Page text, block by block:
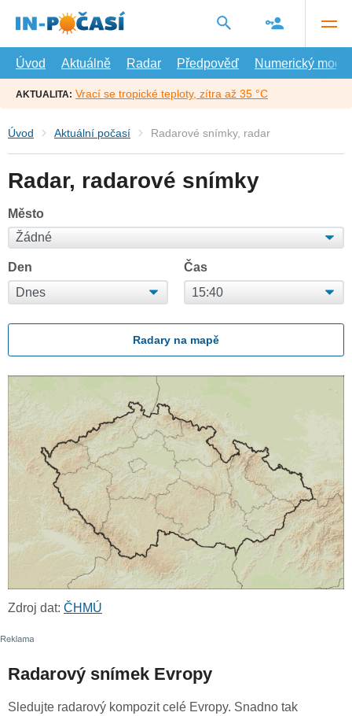
hlavní
Úvod
Aktuálně Radar Předpověď Numerický model
AKTUALITA: Vrací se tropické teploty, zítra až 35 °C
Úvod Aktuální počasí Radarové snímky, radar
Radar, radarové snímky
Město
Den Čas
Radary na mapě
Zdroj dat: ČHMÚ
Radarový snímek Evropy
Sledujte radarový kompozit celé Evropy. Snadno tak